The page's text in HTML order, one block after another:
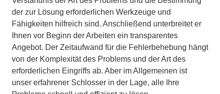
der zur Lösung erforderlichen Werkzeuge und
Fähigkeiten hilfreich sind. Anschließend unterbreitet er
Ihnen vor Beginn der Arbeiten ein transparentes
Angebot. Der Zeitaufwand für die Fehlerbehebung hängt
von der Komplexität des Problems und der Art des
erforderlichen Eingriffs ab. Aber im Allgemeinen ist
unser erfahrener Schlosser in der Lage, alle Ihre